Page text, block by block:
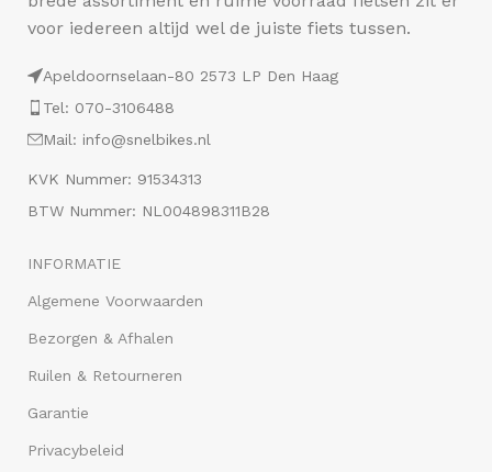
voor iedereen altijd wel de juiste fiets tussen.
Apeldoornselaan-80 2573 LP Den Haag
Tel: 070-3106488
Mail: info@snelbikes.nl
KVK Nummer: 91534313
BTW Nummer: NL004898311B28
INFORMATIE
Algemene Voorwaarden
Bezorgen & Afhalen
Ruilen & Retourneren
Garantie
Privacybeleid